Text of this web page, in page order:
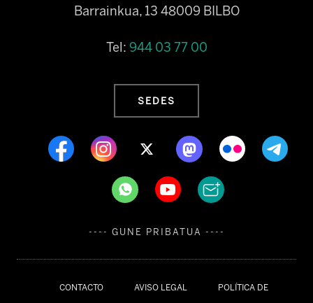
CONTACTO AVISO LEGAL POLÍTICA DE
Barrainkua, 13 48009 BILBO
Tel: 944 03 77 00
SEDES
---- GUNE PRIBATUA ----